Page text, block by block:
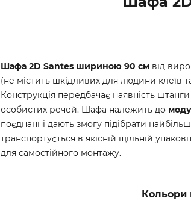
Шафа 2D Santes шириною 90 см від
(не містить шкідливих для людини клеїв
Конструкція передбачає наявність
особистих речей. Шафа належить до
поєднанні дають змогу підібрати
транспортується в якісній щільній
для самостійного монтажу.
Кольори